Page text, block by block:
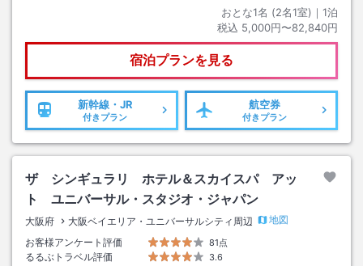
おとな1名 (2名1室)｜ 1泊
税込 5,000円〜82,840円
宿泊プランを見る
新幹線・JR
付きプラン
航空券
付きプラン
ザ シンギュラリ ホテル＆スカイスパ アッ
ト ユニバーサル・スタジオ・ジャパン
大阪府 大阪ベイエリア・ユニバーサルシティ周辺
地図
お客様アンケート評価
81点
るるぶトラベル評価
3.6